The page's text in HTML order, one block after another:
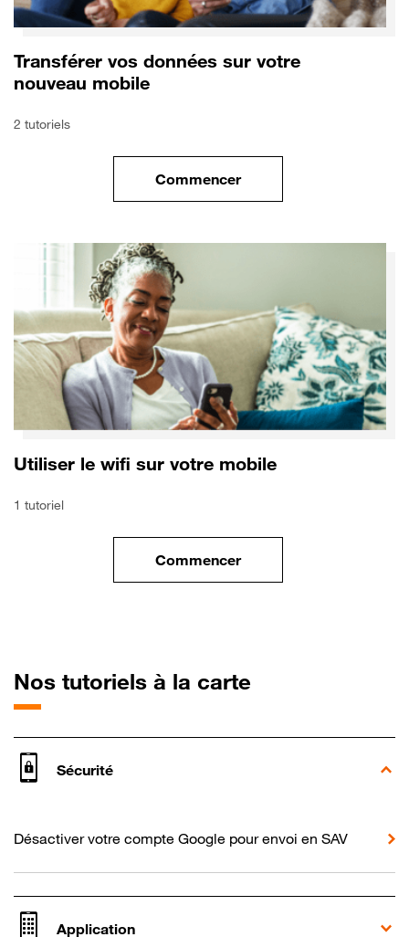
Transférer vos données sur votre
nouveau mobile
2 tutoriels
Commencerle tuto pour Transférer vos
Utiliser le wifi sur votre mobile
1 tutoriel
Commencerle tuto pour Utiliser le wifi sur
Nos tutoriels à la carte
Sécurité
Désactiver votre compte Google pour envoi en SAV
Application